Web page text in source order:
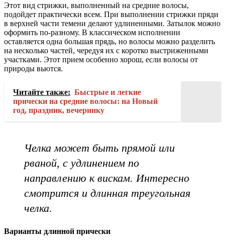
Этот вид стрижки, выполненный на средние волосы,
подойдет практически всем. При выполнении стрижки пряди
в верхней части темени делают удлиненными. Затылок можно
оформить по-разному. В классическом исполнении
оставляется одна большая прядь, но волосы можно разделить
на несколько частей, чередуя их с коротко выстриженными
участками. Этот прием особенно хорош, если волосы от
природы вьются.
Читайте также: Быстрые и легкие
прически на средние волосы: на Новый
год, праздник, вечеринку
Челка может быть прямой или
рваной, с удлинением по
направлению к вискам. Интересно
смотрится и длинная треугольная
челка.
Варианты длинной прически